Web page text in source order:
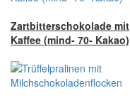
Zartbitterschokolade mit
Kaffee (mind- 70- Kakao)